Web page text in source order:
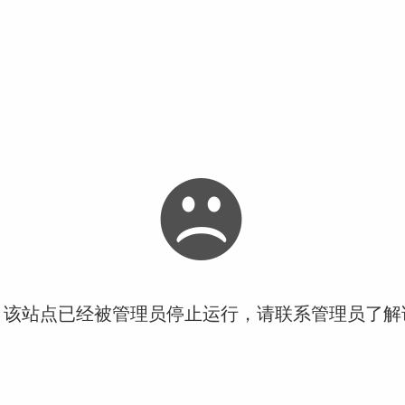
站点已经被管理员停止运行，请联系管理员了